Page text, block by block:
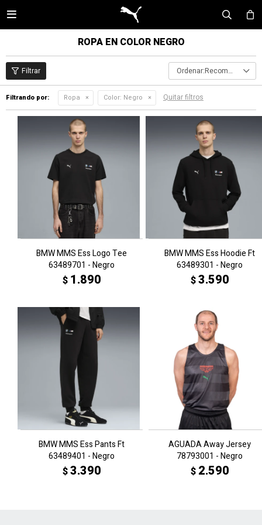

ROPA EN COLOR NEGRO
Recomendados
Filtrando por: Ropa Color: Negro Quitar filtros
BMW MMS Ess Logo Tee
63489701 - Negro
$ 1.890
BMW MMS Ess Hoodie Ft
63489301 - Negro
$3.590
BMW MMS Ess Pants Ft
63489401 - Negro
$3.390
AGUADA Away Jersey
78793001 - Negro
$ 2.590